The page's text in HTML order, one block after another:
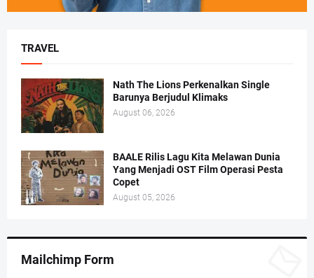
TRAVEL
Nath The Lions Perkenalkan Single
Barunya Berjudul Klimaks
August 06, 2026
BAALE Rilis Lagu Kita Melawan Dunia
Yang Menjadi OST Film Operasi Pesta
Copet
August 05, 2026
Mailchimp Form